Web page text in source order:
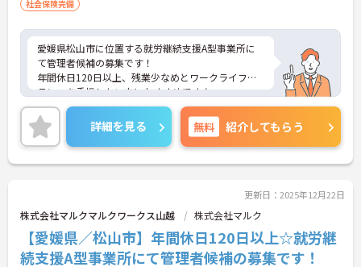
社会保険完備
愛媛県松山市に位置する就労継続支援A型事業所に
て管理者候補の募集です！
年間休日120日以上、残業少なめとワークライフバ
ランスを重視したい方におすすめです♪
ご興味のある方には、面接対策ポイントなど、さら
に詳細をご案内しますのでお気軽にご相談くださ
い！
詳細を見る 無料 紹介してもらう
更新日：2025年12月22日
株式会社マルクマルクワークス山越 株式会社マルク
【愛媛県／松山市】年間休日120日以上☆就労継
続支援A型事業所にて管理者候補の募集です！